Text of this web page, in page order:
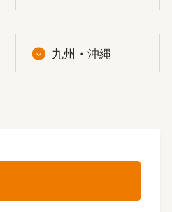
九州・沖縄